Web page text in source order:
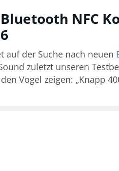
Bluetooth NFC
der Suche nach neuen
zuletzt unseren
Vogel zeigen: „Knapp